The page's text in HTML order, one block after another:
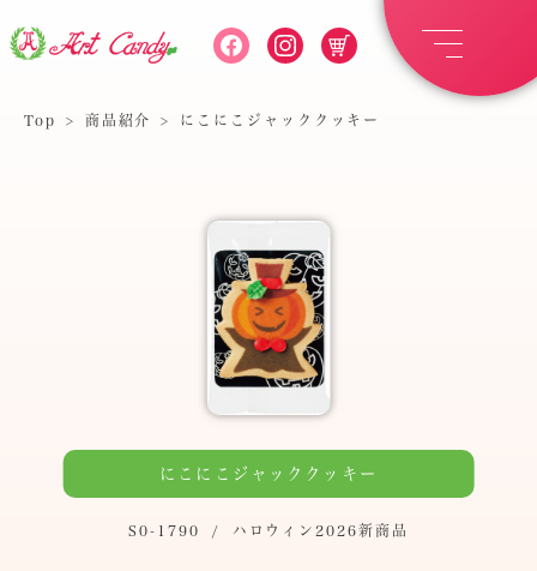
Top > 商品紹介 > にこにこジャッククッキー
にこにこジャッククッキー
S0-1790 / ハロウィン2026新商品